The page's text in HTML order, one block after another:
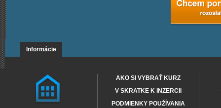
Informácie
AKO SI VYBRAŤ KURZ
V SKRATKE K INZERCII
PODMIENKY POUŽÍVANIA